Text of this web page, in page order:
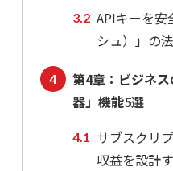
APIキーを
シュ）」の
第4章：ビジネ
器」機能5選
サブスクリ
収益を設計